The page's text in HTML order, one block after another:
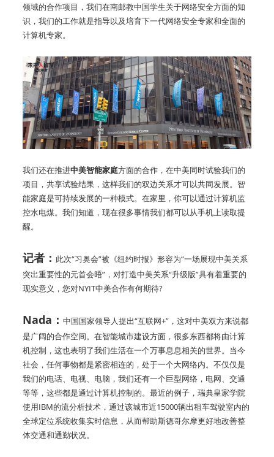
领域的合作项目，我们在南邮教中国学生关于网络安全方面的知
识，我们的工作就是指导以及培育下一代网络安全专家和全面的
计算机专家。
我们还在推进中美智能家庭方面的合作，在中美同时试验我们的
项目，共享试验结果，这样我们的双边关系才可以共同发展。智
能家庭是可持续发展的一种模式。在家里，你可以通过计算机监
控水电煤。我们知道，现在很多事情我们都可以从手机上读取提
醒。
记者： 此次“习奥会”被《纽约时报》形容为“一场展现中美关系
突出重要性的元首会晤”，对打造中美关系“升级版”具有着重要的
现实意义，您对NYIT中美合作有何期待?
Nada： 中国国家领导人提出“互联网+”，这对中美双方来说都
是广阔的合作空间。在智能城市建设方面，很多东西都将由计算
机控制，这也表明了我们生活在一个万事息息相关的世界。当今
社会，任何事物都是紧密相连的，处于一个大网络内。不仅仅是
我们的电话、电视、电脑，我们还有一个巨型网络，电网、交通
等等，这些都是通过计算机控制的。最近的例子，瑞典皇家学院
使用IBM的流分析技术，通过该城市近15000辆出租车驾驶室内的
全球定位系统收集实时信息，从而帮助斯德哥尔摩更好地改善整
体交通和通勤状况。